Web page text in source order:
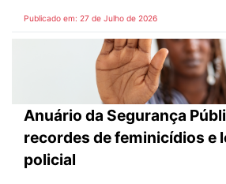
Publicado em: 27 de Julho de 2026
Anuário da Segurança
recordes de feminicídios e
policial